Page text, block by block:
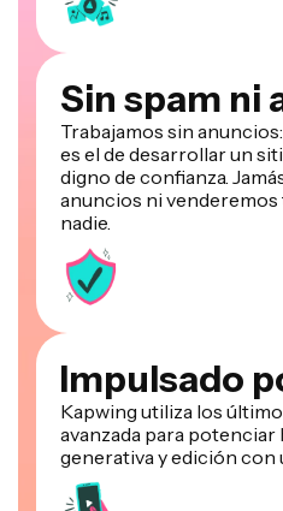
Sin spam ni
Trabajamos sin
es el de desarrollar un
digno de confianza.
anuncios ni
nadie.
Impulsado
Kapwing utiliza los
avanzada para potenciar
generativa y edición con